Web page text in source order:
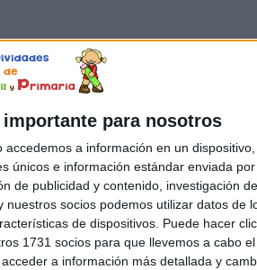
para nosotros
accedemos a información en un
únicos e información estándar enviada
de publicidad y contenido, investigación
nuestros socios podemos utilizar datos de
de dispositivos. Puede hacer
1731 socios para que llevemos a cabo
a información más detallada y